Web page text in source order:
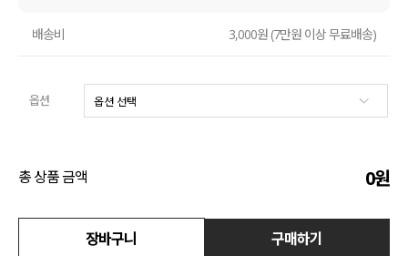
코디템
배송비 3,000원 (7만원 이상 무료배송)
옵션
총 상품 금액 0원
장바구니 구매하기